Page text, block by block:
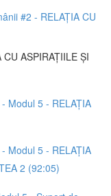
#2 - RELAȚIA CU
ASPIRAȚIILE ȘI
Modul 5 - RELAȚIA
Modul 5 - RELAȚIA
2 (92:05)